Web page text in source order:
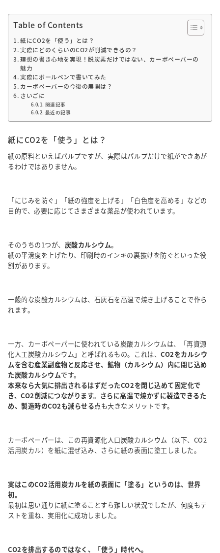
Table of Contents
紙にCO2を「使う」とは？
実際にどのくらいのCO2が削減できるの？
理想の書き心地を実現！脱炭素だけではない、カーボペーパーの
魅力
実際にボールペンで書いてみた
カーボペーパーの今後の展開は？
さいごに
関連記事
最近の記事
紙にCO2を「使う」とは？
紙の原料といえばパルプですが、実際はパルプだけで紙ができあが
るわけではありません。
「にじみを防ぐ」「紙の強度を上げる」「白色度を高める」などの
目的で、必要に応じてさまざまな薬品が使われています。
そのうちの1つが、 炭酸カルシウム。
紙の平滑度を上げたり、印刷時のインキの裏抜けを防ぐといった役
割があります。
一般的な炭酸カルシウムは、石灰石を高温で焼き上げることで作ら
れます。
一方、カーボペーパーに使われている炭酸カルシウムは、「再資源
化人工炭酸カルシウム」と呼ばれるもの。これは、CO2をカルシウ
ムを含む産業副産物と反応させ、鉱物（カルシウム）内に閉じ込め
た炭酸カルシウムです。
本来なら大気に排出されるはずだったCO2を閉じ込めて固定化で
き、CO2削減につながります。さらに高温で焼かずに製造できるた
め、製造時のCO2も減らせる点も大きなメリットです。
カーボペーパーは、この再資源化人口炭酸カルシウム（以下、CO2
活用炭カル）を紙に混ぜ込み、さらに紙の表面に塗工しました。
実はこのCO2活用炭カルを紙の表面に「塗る」というのは、世界
初。
最初は思い通りに紙に塗ることすら難しい状況でしたが、何度もテ
ストを重ね、実用化に成功しました。
CO2を排出するのではなく、「使う」時代へ。